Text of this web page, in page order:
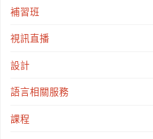
補習班
視訊直播
設計
語言相關服務
課程